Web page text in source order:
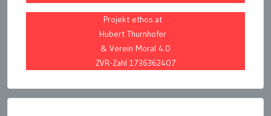
Projekt ethos.at
Hubert Thurnhofer
& Verein Moral 4.0
ZVR-Zahl 1736362407